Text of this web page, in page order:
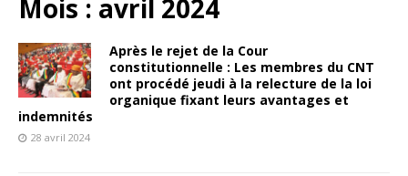
Mois : avril 2024
Après le rejet de la Cour
constitutionnelle : Les membres du CNT
ont procédé jeudi à la relecture de la loi
organique fixant leurs avantages et
indemnités
28 avril 2024